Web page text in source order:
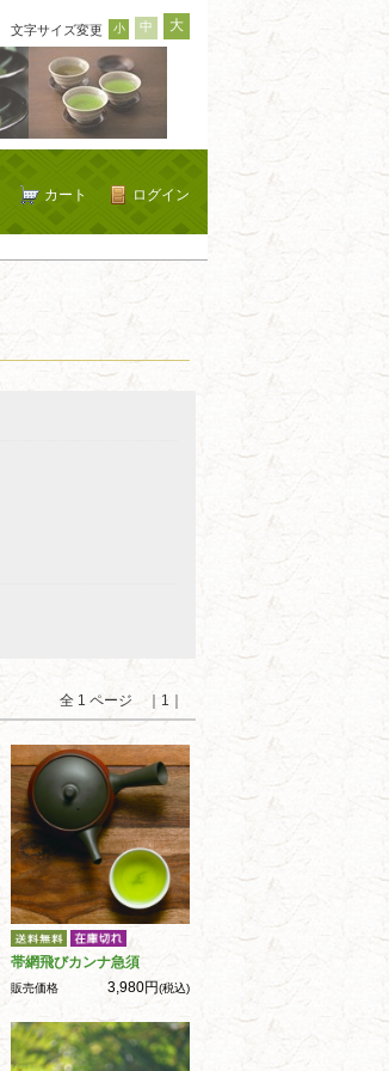
文字サイズ変更 小 中 大
ログイン
カート
全 1 ページ ｜1｜
帯網飛びカンナ急須
販売価格 3,980円(税込)